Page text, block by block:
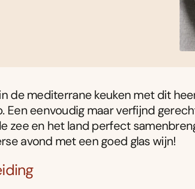
de mediterrane keuken met dit
Een eenvoudig maar verfijnd
zee en het land perfect
avond met een goed glas wijn!